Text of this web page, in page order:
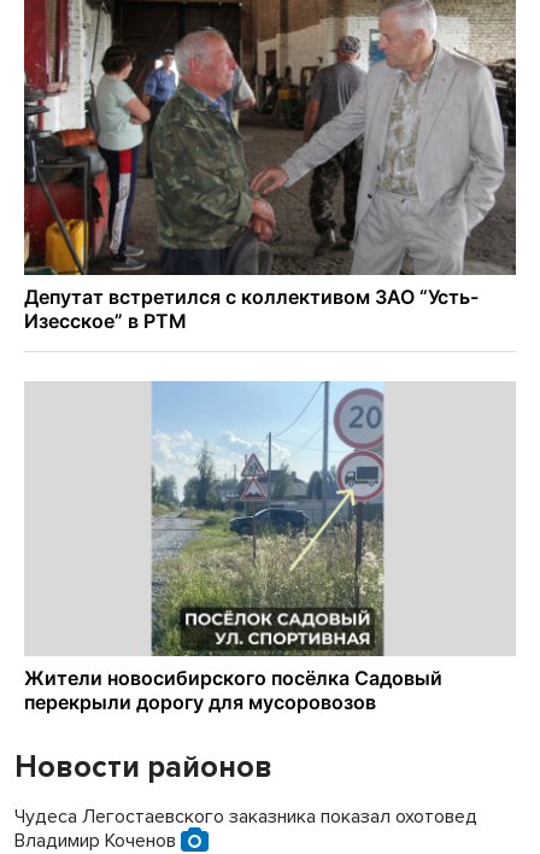
Новости районов
Чудеса Легостаевского заказника показал охотовед
Владимир Коченов